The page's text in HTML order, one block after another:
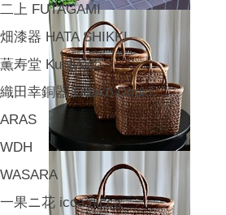
二上 FUTAGAMI
畑漆器 HATA SHIKKI
薫寿堂 Kunjyudo
織田幸銅器 Odako Douki
ARAS
WDH
WASARA
一果ニ花 icca nicca